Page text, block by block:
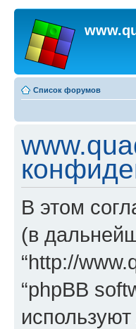
Список форумов
В этом
(в
“http://
“phpBB